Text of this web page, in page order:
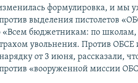
формулировка, и мы
выделения пистолетов
«Всем бюджетникам: по
увольнения. Против
от 3 июня, рассказали,
против «вооруженной миссии